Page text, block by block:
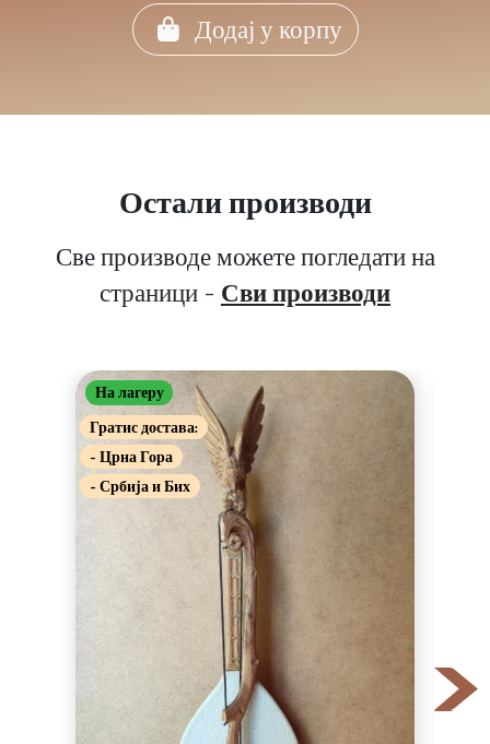
Додај у корпу
Остали производи
Све производе можете погледати на
страници - Сви производи
На лагеру
Гратис достава:
- Црна Гора
- Србија и Бих